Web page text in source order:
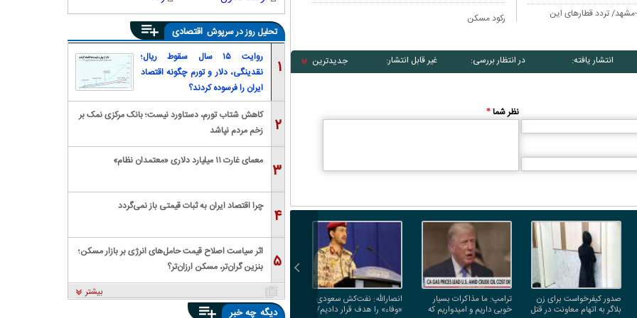
مشهد/ تردد قطارهای این
رکود مسکن
انتشار یافته: ۰ در انتظار بررسی: ۰ غیر قابل انتشار: ۰ جدیدترین
نظر شما*
صدور کیفرخواست برای زن
بلاگر به اتهام معاونت در قتل
ترامپ: ما مذاکرات بسیار
خوبی داریم و امیدواریم که
انصارالله: نفت‌کش سعودی
«وفاء» را هدف قرار دادیم/
شاخص فلاکت کشور به ۹۶
درصد رسید / شاخص فلاکت
جهش ۱۲۲ هزار واحدی از ابتدای تابستان، چه
تحلیل روز در سرپوش اقتصادی
۱
روایت ۱۵ سال سقوط ریال؛
نقدینگی، دلار و تورم چگونه اقتصاد
ایران را فرسوده کردند؟
۲
کاهش شتاب تورم، دستاورد نیست؛ بانک مرکزی نمک بر
زخم مردم نپاشد
۳ معمای غارت ۱۱ میلیارد دلاری «معتمدان نظام»
۴ چرا اقتصاد ایران به ثبات قیمتی باز نمی‌گردد
۵
اثر سیاست اصلاح قیمت حامل‌های انرژی بر بازار مسکن؛
بنزین گران‌تر، مسکن ارزان‌تر؟
بیشتر
دیگه چه خبر